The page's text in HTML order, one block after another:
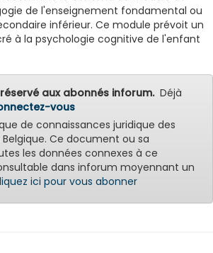
de l'enseignement fondamental ou
inférieur. Ce module prévoit un
à la psychologie cognitive de l'enfant
aux abonnés inforum.Déjà
vous
de connaissances juridique des
Ce document ou sa
les données connexes à ce
dans inforum moyennant un
ici pour vous abonner